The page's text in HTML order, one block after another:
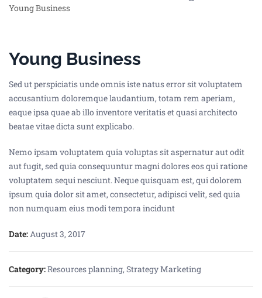
Young Business
Young Business
Sed ut perspiciatis unde omnis iste natus error sit voluptatem
accusantium doloremque laudantium, totam rem aperiam,
eaque ipsa quae ab illo inventore veritatis et quasi architecto
beatae vitae dicta sunt explicabo.
Nemo ipsam voluptatem quia voluptas sit aspernatur aut odit
aut fugit, sed quia consequuntur magni dolores eos qui ratione
voluptatem sequi nesciunt. Neque quisquam est, qui dolorem
ipsum quia dolor sit amet, consectetur, adipisci velit, sed quia
non numquam eius modi tempora incidunt
Date:August 3, 2017
Category:Resources planning, Strategy Marketing